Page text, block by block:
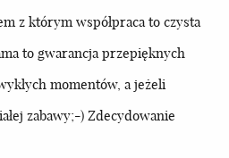
z którym współpraca to czysta
to gwarancja przepięknych
momentów, a jeżeli
zabawy;-) Zdecydowanie